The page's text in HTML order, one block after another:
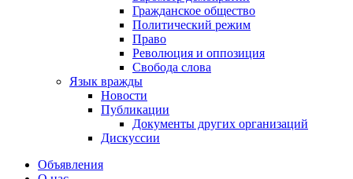
Гражданское общество
Политический режим
Право
Революция и оппозиция
Свобода слова
Язык вражды
Новости
Публикации
Документы других организаций
Дискуссии
Объявления